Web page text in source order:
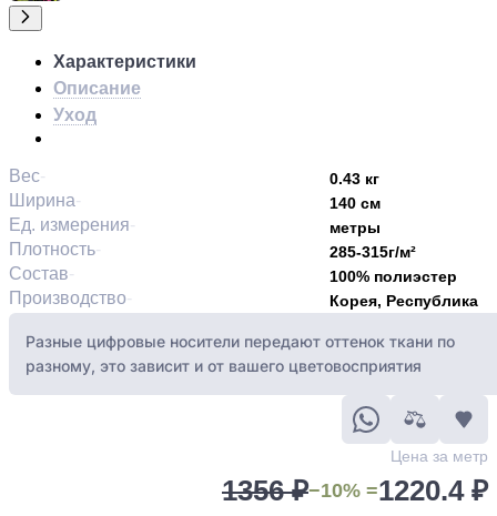
Характеристики
Описание
Уход
Вес 0.43 кг
Ширина 140 см
Ед. измерения метры
Плотность 285-315г/м²
Состав 100% полиэстер
Производство Корея, Республика
Разные цифровые носители передают оттенок ткани по
разному, это зависит и от вашего цветовосприятия
Цена за метр
1356 ₽−10% =1220.4 ₽